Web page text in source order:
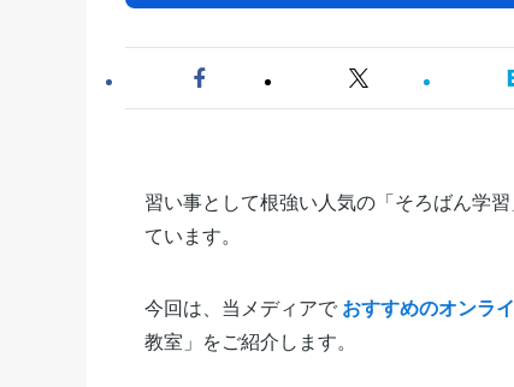
習い事として根強い人気の「そろばん学
ています。
今回は、当メディアで おすすめのオンラ
教室」をご紹介します。